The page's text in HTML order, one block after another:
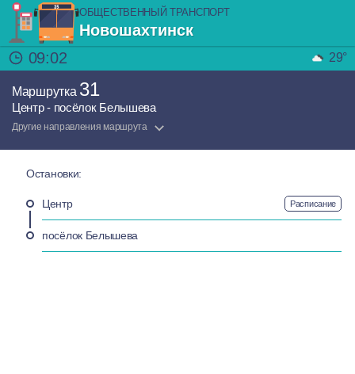
ОБЩЕСТВЕННЫЙ ТРАНСПОРТ
Новошахтинск
09:02
29°
Маршрутка 31
Центр - посёлок Белышева
Другие направления маршрута
Остановки:
Центр Расписание
посёлок Белышева